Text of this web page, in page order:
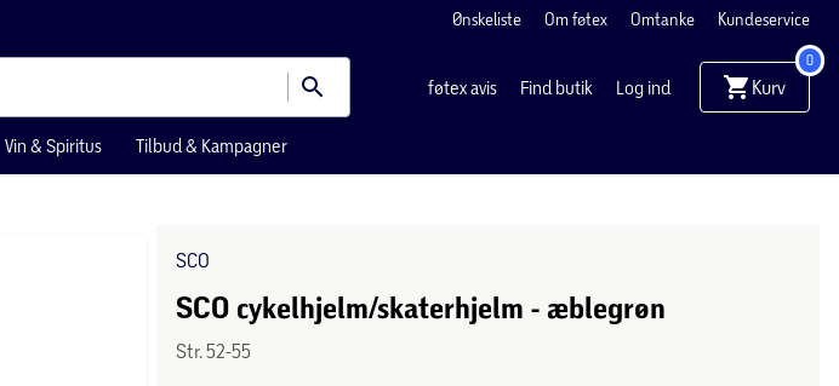
Ønskeliste Om føtex Omtanke Kundeservice
føtex avis Find butik Log ind Kurv
0
Vin & Spiritus Tilbud & Kampagner
SCO
SCO cykelhjelm/skaterhjelm - æblegrøn
Str. 52-55